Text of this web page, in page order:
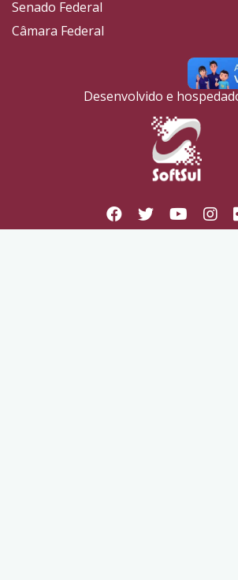
Senado Federal
Câmara Federal
Desenvolvido e